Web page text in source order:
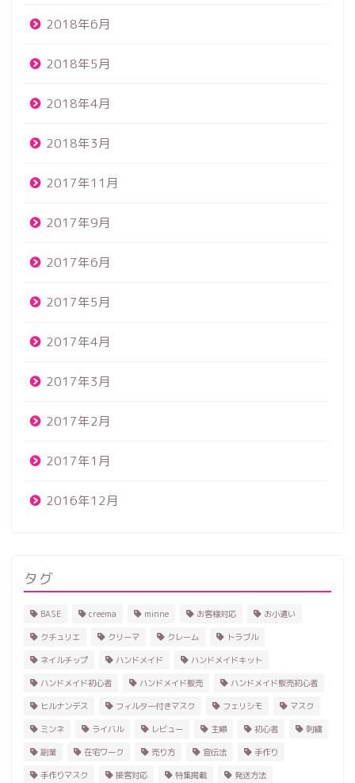
2018年6月
2018年5月
2018年4月
2018年3月
2017年11月
2017年9月
2017年6月
2017年5月
2017年4月
2017年3月
2017年2月
2017年1月
2016年12月
タグ
BASE creema minne お客様対応 お小遣い
クチュリエ クリーマ クレーム トラブル
ネイルチップ ハンドメイド ハンドメイドキット
ハンドメイド初心者 ハンドメイド販売 ハンドメイド販売初心者
ヒルナンデス フィルター付きマスク フェリシモ マスク
ミンネ ライバル レビュー 主婦 初心者 刺繍
副業 在宅ワーク 売り方 宣伝法 手作り
手作りマスク 接客対応 特集掲載 発送方法